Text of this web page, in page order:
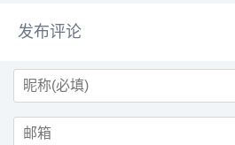
发布评论